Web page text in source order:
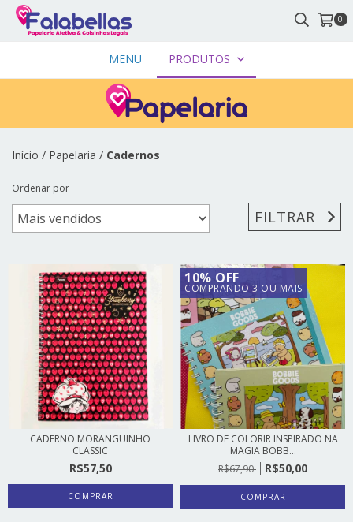
0
MENU PRODUTOS
Início / Papelaria / Cadernos
Ordenar por
FILTRAR
CADERNO MORANGUINHO
CLASSIC
R$57,50
COMPRAR
10% OFF
COMPRANDO 3 OU MAIS
LIVRO DE COLORIR INSPIRADO NA
MAGIA BOBB...
R$67,90
R$50,00
COMPRAR